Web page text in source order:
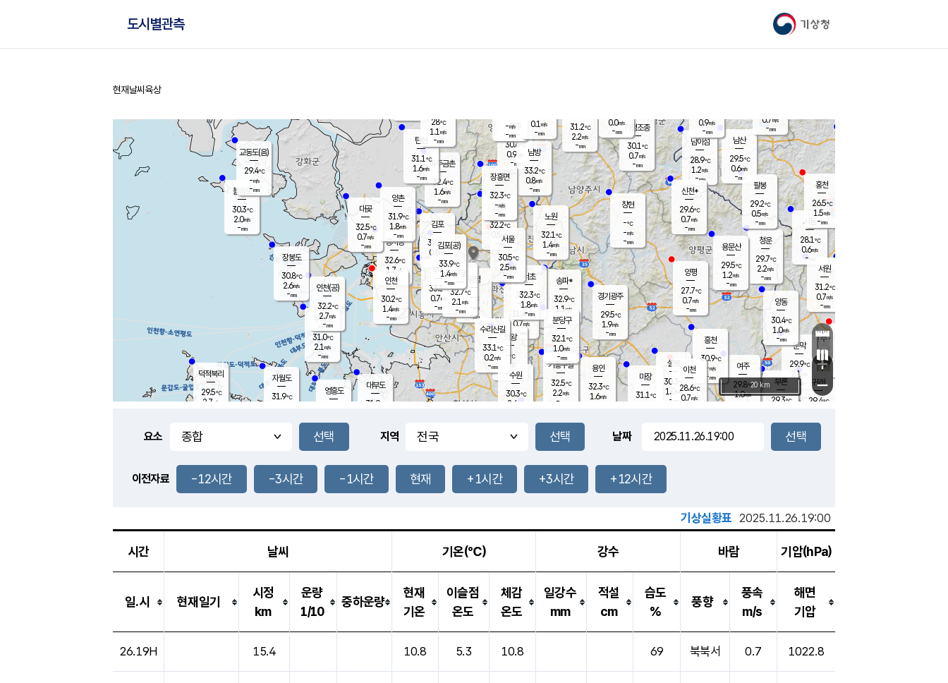
기상청
도시별관측
홈
현재날씨 육상
풍도
1.7m/s
문막
29.9℃
2.1m/s
mm
남이섬
28.9℃
1.2m/s
-mm
무의도
31.0℃
2.1 m/s
-mm
영흥도
볼음도
30.3℃
2.0m/s
-mm
자월도
31.9℃
양주
30.6℃
0.9
-mm
부론
29.3℃
과천
31.4℃
0.7m/s
- mm
남산
29.5℃
0.6m/s
-mm
장봉도
30.8℃
2.6m/s
-mm
-mm
청운
29.7℃
2.2m/s
-mm
팔봉
29.2℃
0.5m/s
-mm
-mm
용인
32.3℃
1.6m/s
여주
29.8℃
1.0m/s
양동
30.4℃
1.0m/s
-mm
경기광주
29.5℃
1.9m/s
-mm
장호원
0.9m/s
-mm
30.7
℃
대부도
31.9
-
경서동
32.6℃
1.7 m/s
-mm
파주금촌
32.4℃
1.6m/s
-mm
가평조종
30.1℃
0.7m/s
-mm
31.2℃
2.2m/s
-mm
대곶
32.5℃
0.7m/s
-mm
신천*
29.6℃
0.7m/s
-mm
창현
-℃
-m/s
-mm
탄현
31.1℃
1.6m/s
-mm
0.0m/s
-mm
31.3℃
2.6m/s
-mm
흥천
30.9℃
-m/s
-mm
마장
31.1℃
의왕
- ℃
m/s
mm
김포
32.4℃
0.8 m/s
mm
설봉
30.3
1.0 m/s
- mm
광명
- ℃
-m/s
-mm
부천
33.3℃
0.7m/s
-mm
-mm
양촌
31.9℃
1.8m/s
-mm
구로
32.7℃
2.1 m/s
-mm
은평
32.2℃
0.5 m/s
- mm
노원
32.1℃
1.4m/s
-mm
송파*
32.9℃
1.1 m/s
-mm
서초
32.3℃
1.8m/s
-mm
남방
33.2℃
0.8m/s
-mm
기흥구갈
32.5℃
2.2m/s
-
수리산길
33.1℃
0.2m/s
-mm
분당구
32.1℃
1.0m/s
-mm
장흥면
32.3℃
-m/s
-mm
-m/s
-mm
시동
28.1℃
0.6m/s
- mm
귀래
29.4℃
서원
31.2℃
0.7m/s
-mm
용문산
29.5℃
1.2m/s
-mm
덕적북리
29.5℃
2.7 m/s
인천(공)
32.2℃
2.7m/s
-mm
김포(공)
33.9℃
1.4m/s
-mm
교동도(음)
29.4℃
-m/s
-mm
홍천
26.5℃
1.5m/s
-mm
이천
28.6℃
0.7m/s
양평
27.7℃
0.7m/s
-mm
수원
30.3℃
2.6 m/s
인천
30.2℃
1.4m/s
-mm
서울
30.5℃
2.5m/s
-mm
0.7 m/s
-mm
28℃
1.1 m/s
-mm
0.1 m/s
-mm
+
−
20 km
요소 지역 날짜
이전자료 -12시간 -3시간 -1시간 현재 +1시간 +3시간 +12시간
기상실황표 2025.11.26.19:00
시간 날씨 기온(℃) 강수 바람 기압(hPa)
일.시 현재일기
시정
km
운량
1/10
중하운량
현재
기온
이슬점
온도
체감
온도
일강수
mm
적설
cm
습도
%
풍향
풍속
m/s
해면
기압
26.19H 15.4 10.8 5.3 10.8 69 북북서 0.7 1022.8